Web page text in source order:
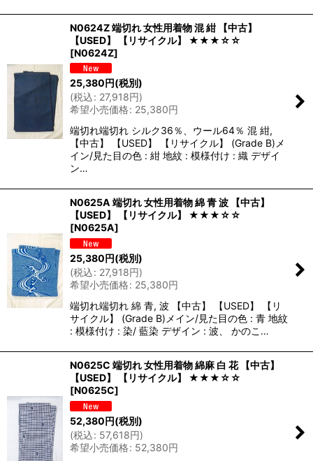
N0624Z 端切れ 女性用着物 混 紺 【中古】
【USED】 【リサイクル】 ★★★☆☆
[N0624Z]
25,380 円(税別)
(税込: 27,918円)
希望小売価格: 25,380円
端切れ端切れ シルク36％、ウール64％ 混 紺,
【中古】 【USED】 【リサイクル】 (Grade B)メ
イン/見た目の色 : 紺 地紋 : 模様付け : 織 デザイ
ン…
N0625A 端切れ 女性用着物 綿 青 波 【中古】
【USED】 【リサイクル】 ★★★☆☆
[N0625A]
25,380円(税別)
(税込: 27,918円)
希望小売価格: 25,380円
端切れ端切れ 綿 青, 波 【中古】 【USED】 【リ
サイクル】 (Grade B)メイン/見た目の色 : 青 地紋
: 模様付け : 染/ 藍染 デザイン : 波、 かのこ…
N0625C 端切れ 女性用着物 綿麻 白 花 【中古】
【USED】 【リサイクル】 ★★★☆☆
[N0625C]
52,380円(税別)
(税込: 57,618円)
希望小売価格: 52,380円